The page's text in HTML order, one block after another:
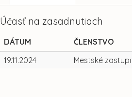
Účasť na zasadnutiach
DÁTUM ČLENSTVO
19.11.2024
Mestské